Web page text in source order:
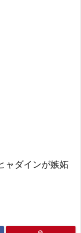
ャダインが嫉妬